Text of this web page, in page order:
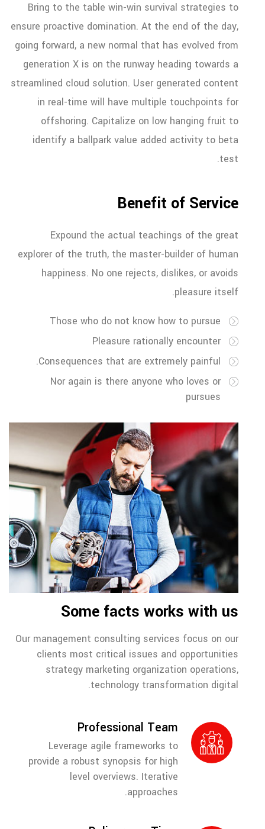
Bring to the table win-win survival strategies to
ensure proactive domination. At the end of the day,
going forward, a new normal that has evolved from
generation X is on the runway heading towards a
streamlined cloud solution. User generated content
in real-time will have multiple touchpoints for
offshoring. Capitalize on low hanging fruit to
identify a ballpark value added activity to beta
test.
Benefit of Service
Expound the actual teachings of the great
explorer of the truth, the master-builder of human
happiness. No one rejects, dislikes, or avoids
pleasure itself.
Those who do not know how to pursue
Pleasure rationally encounter
Consequences that are extremely painful.
Nor again is there anyone who loves or
pursues
Some facts works with us
Our management consulting services focus on our
clients most critical issues and opportunities
strategy marketing organization operations,
technology transformation digital.
Professional Team
Leverage agile frameworks to
provide a robust synopsis for high
level overviews. Iterative
approaches.